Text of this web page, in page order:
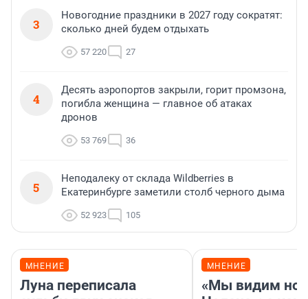
3
Новогодние праздники в 2027 году сократят:
сколько дней будем отдыхать
57 220 27
4
Десять аэропортов закрыли, горит промзона,
погибла женщина — главное об атаках
дронов
53 769 36
5
Неподалеку от склада Wildberries в
Екатеринбурге заметили столб черного дыма
52 923 105
МНЕНИЕ
Луна переписала
МНЕНИЕ
«Мы видим